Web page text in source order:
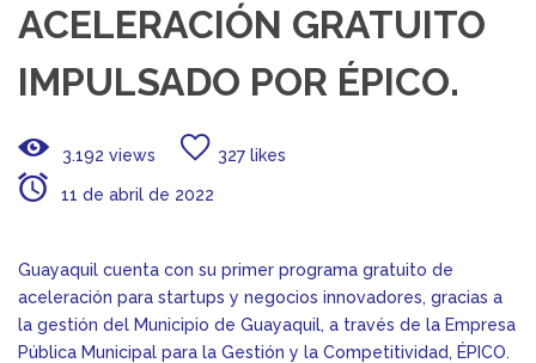
ACELERACIÓN GRATUITO
IMPULSADO POR ÉPICO.
3.192 views 327 likes
11 de abril de 2022
Guayaquil cuenta con su primer programa gratuito de
aceleración para startups y negocios innovadores, gracias a
la gestión del Municipio de Guayaquil, a través de la Empresa
Pública Municipal para la Gestión y la Competitividad, ÉPICO.